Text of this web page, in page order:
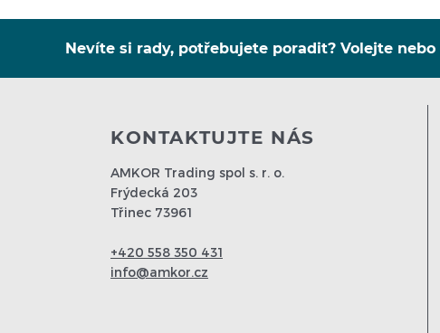
Nevíte si rady, potřebujete poradit? Volejte nebo
KONTAKTUJTE NÁS
AMKOR Trading spol s. r. o.
Frýdecká 203
Třinec 73961
+420 558 350 431
info@amkor.cz